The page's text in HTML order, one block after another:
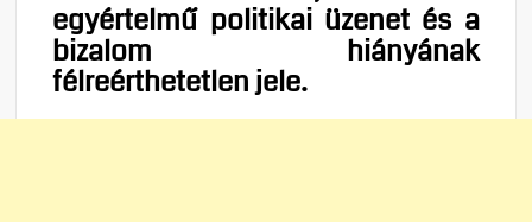
egyértelmű politikai üzenet és a
bizalom hiányának
félreérthetetlen jele.